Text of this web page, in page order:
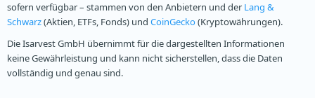
sofern verfügbar – stammen von den Anbietern und der Lang &
Schwarz(Aktien, ETFs, Fonds) und CoinGecko(Kryptowährungen).
Die Isarvest GmbH übernimmt für die dargestellten Informationen
keine Gewährleistung und kann nicht sicherstellen, dass die Daten
vollständig und genau sind.